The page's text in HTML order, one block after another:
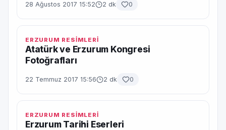
28 Ağustos 2017 15:52 2 dk 0
ERZURUM RESİMLERİ
Atatürk ve Erzurum Kongresi
Fotoğrafları
22 Temmuz 2017 15:56 2 dk 0
ERZURUM RESİMLERİ
Erzurum Tarihi Eserleri